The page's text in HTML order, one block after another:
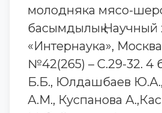
молодняка мясо-
басымдылық Научный
«Интернаука»,
№42(265) – С.29-32. 4
Б.Б., Юлдашбаев Ю.А.,
А.М., Куспанова